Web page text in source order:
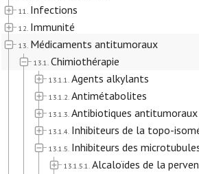
11. Infections
12. Immunité
13. Médicaments antitumoraux
13.1. Chimiothérapie
13.1.1. Agents alkylants
13.1.2. Antimétabolites
13.1.3. Antibiotiques antitumoraux
13.1.4. Inhibiteurs de la topo-
13.1.5. Inhibiteurs des
13.1.5.1. Alcaloïdes de la